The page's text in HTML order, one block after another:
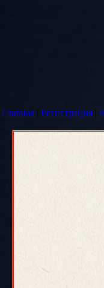
Главная | Регистрация |